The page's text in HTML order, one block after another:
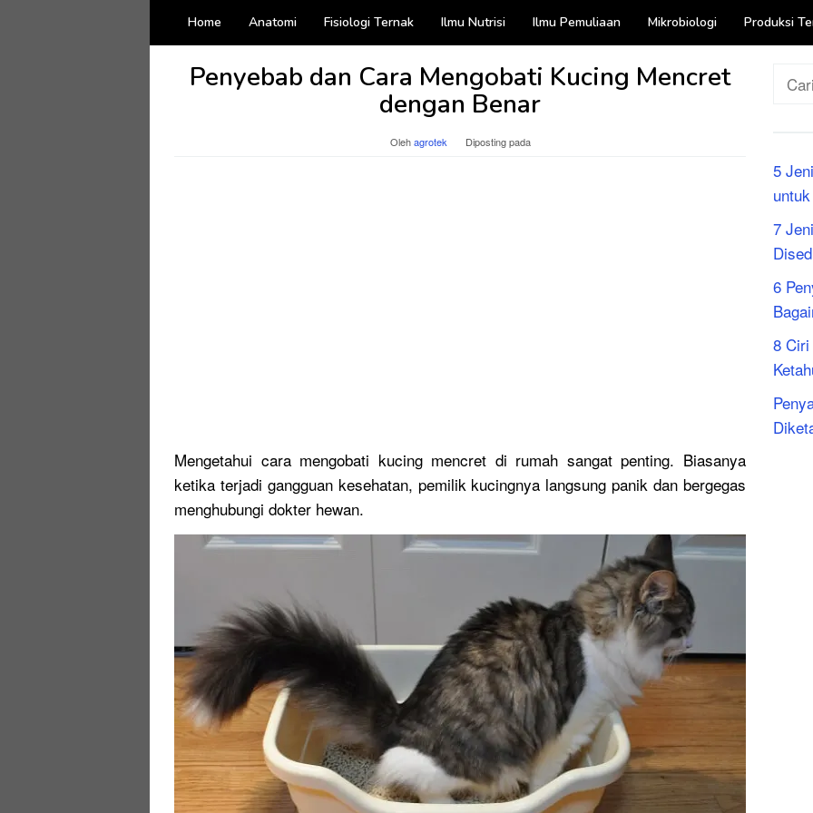
LoncatHome Anatomi Fisiologi Ternak Ilmu Nutrisi Ilmu Pemuliaan Mikrobiologi Produksi
Penyebab dan Cara Mengobati Kucing Mencret
dengan Benar
Olehagrotek Diposting pada
Mengetahui cara mengobati kucing mencret di rumah sangat penting. Biasanya
ketika terjadi gangguan kesehatan, pemilik kucingnya langsung panik dan bergegas
menghubungi dokter hewan.
Cari
5
7
6
8